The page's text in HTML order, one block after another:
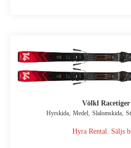
Völkl Racetiger
Hyrskida, Medel, Slalomskida,
Hyra Rental. Säljs